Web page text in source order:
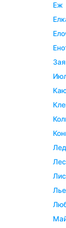
еж
лед
лес